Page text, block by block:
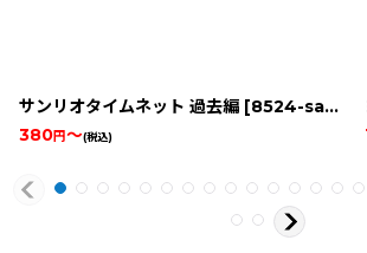
サンリオタイムネット 過去編 [8524-sanrio-time-past-gbc
380円～(税込)